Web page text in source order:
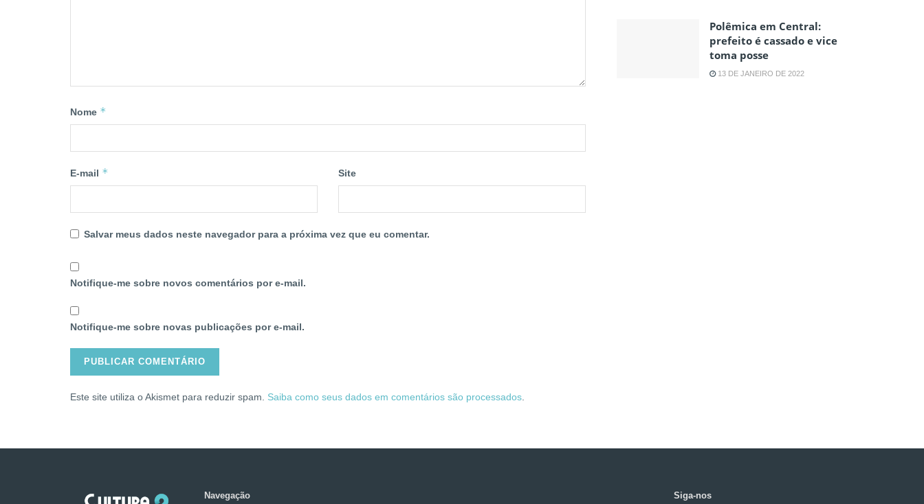
Nome *
E-mail * Site
Salvar meus dados neste navegador para a próxima vez que eu comentar.
Notifique-me sobre novos comentários por e-mail.
Notifique-me sobre novas publicações por e-mail.
Este site utiliza o Akismet para reduzir spam. Saiba como seus dados em comentários são processados
Polêmica em Central:
prefeito é cassado e vice
toma posse
13 DE JANEIRO DE 2022
Navegação Siga-nos